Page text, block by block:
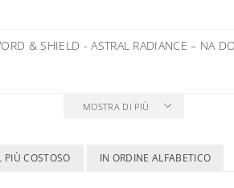
& SHIELD - ASTRAL RADIANCE– NA
MOSTRA DI PIÙ
PIÙ COSTOSO IN ORDINE ALFABETICO